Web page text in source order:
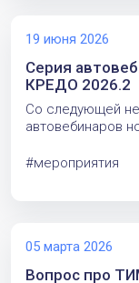
19 июня 2026
Серия
КРЕДО 2026.2
Со следующей
автовебинаров
#мероприятия
05 марта 2026
Вопрос про